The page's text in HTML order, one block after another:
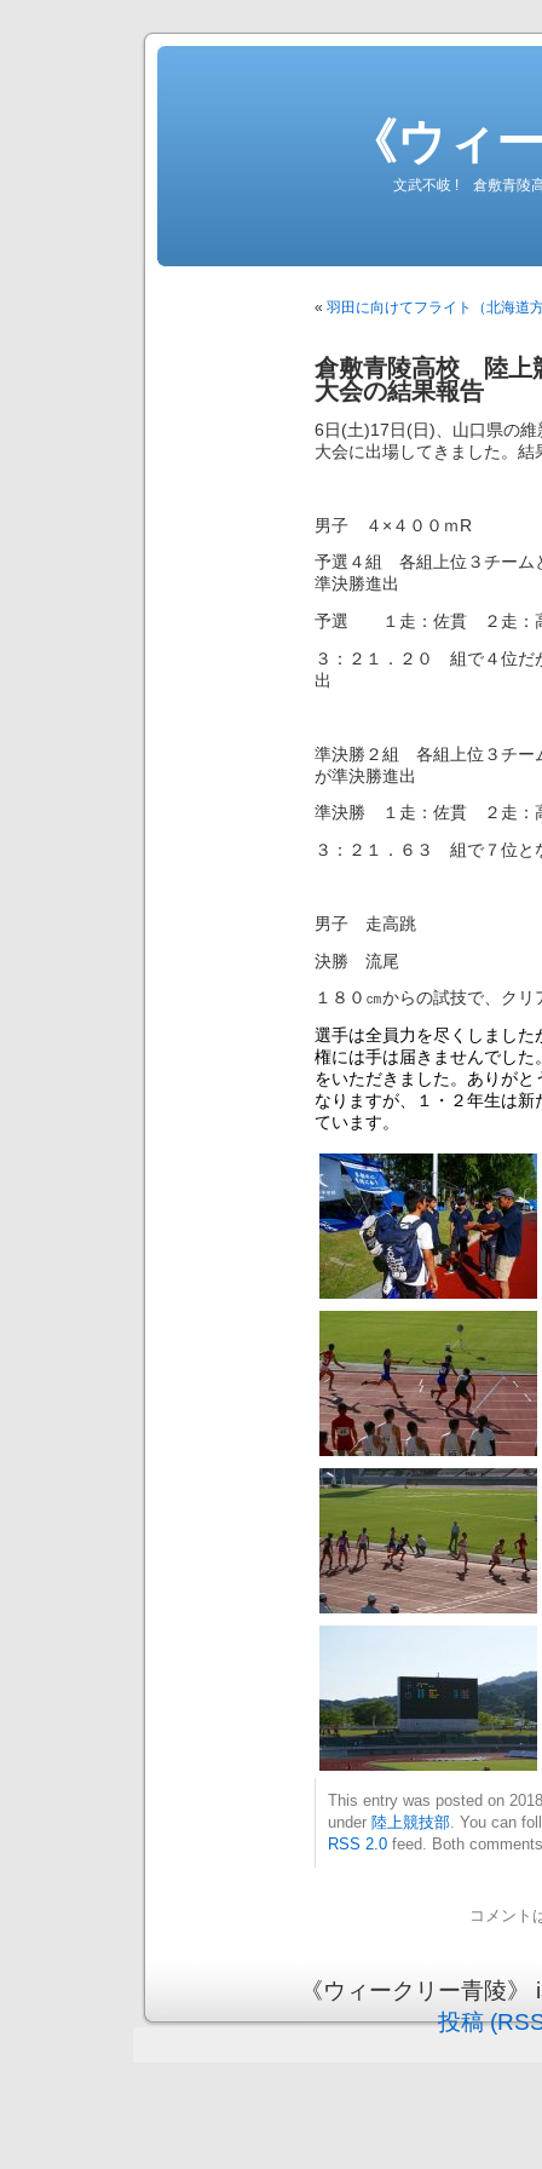
《ウィ
文武不岐 ! 倉敷青陵
« 羽田に向けてフライト（北海道
倉敷青陵高校 陸上
大会の結果報告
6日(土)17日(日)、山口県の
大会に出場してきました。
男子 ４×４００ｍR
予選４組 各組上位３チーム
準決勝進出
予選 １走：佐貫 ２走：
３：２１．２０ 組で４位だ
出
準決勝２組 各組上位３チー
が準決勝進出
準決勝 １走：佐貫 ２走：
３：２１．６３ 組で７位と
男子 走高跳
決勝 流尾
１８０㎝からの試技で、ク
選手は全員力を尽くしまし
権には手は届きませんでし
をいただきました。ありが
なりますが、１・２年生は
ています。
This entry was posted on
under 陸上競技部 . You can
RSS 2.0 feed. Both
コメント
《ウィークリー青陵
投稿